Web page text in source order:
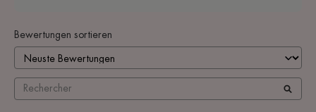
Bewertungen sortieren